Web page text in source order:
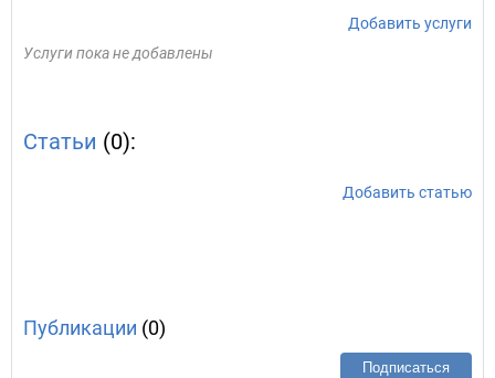
Добавить услуги
Услуги пока не добавлены
Статьи (0):
Добавить статью
Публикации (0)
Подписаться